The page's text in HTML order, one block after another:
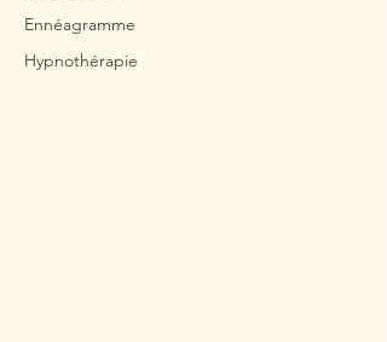
Ennéagramme
Hypnothérapie